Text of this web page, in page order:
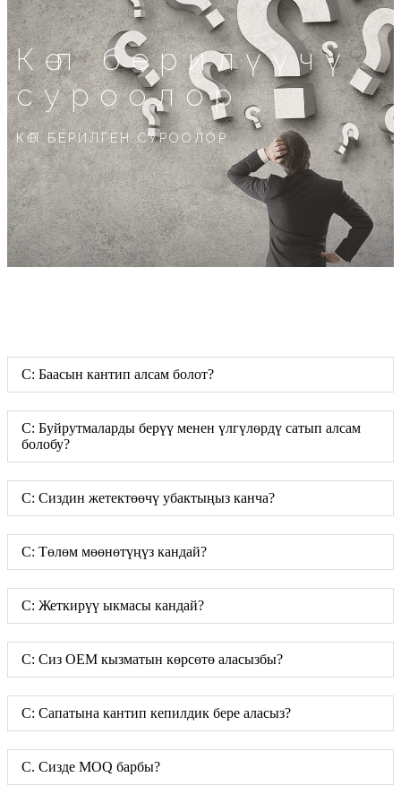
Көп берилүүчү
суроолор
КӨП БЕРИЛГЕН СУРООЛОР
С: Баасын кантип алсам болот?
С: Буйрутмаларды берүү менен үлгүлөрдү сатып алсам
болобу?
С: Сиздин жетектөөчү убактыңыз канча?
С: Төлөм мөөнөтүңүз кандай?
С: Жеткирүү ыкмасы кандай?
С: Сиз OEM кызматын көрсөтө аласызбы?
С: Сапатына кантип кепилдик бере аласыз?
С. Сизде MOQ барбы?